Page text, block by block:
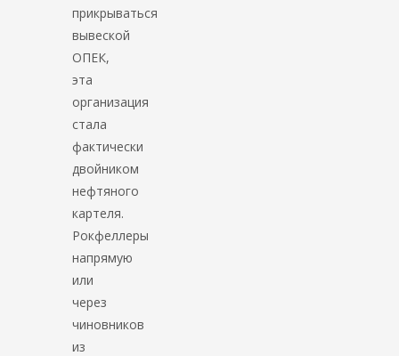
прикрываться
вывеской
ОПЕК,
эта
организация
стала
фактически
двойником
нефтяного
картеля.
Рокфеллеры
напрямую
или
через
чиновников
из